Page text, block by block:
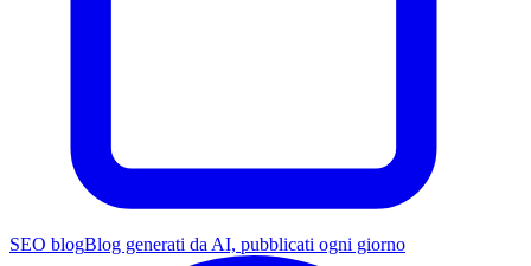
SEO blogBlog generati da AI, pubblicati ogni giorno